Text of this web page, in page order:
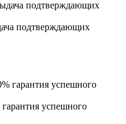
подтверждающих
гарантия успешного